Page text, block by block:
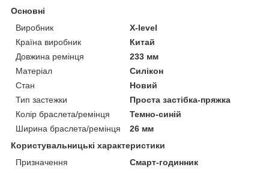
Основні
Виробник
X-level
Країна виробник
Китай
Довжина ремінця
233 мм
Матеріал
Силікон
Стан
Новий
Тип застежки
Проста застібка-пряжка
Колір браслета/ремінця
Темно-синій
Ширина браслета/ремінця
26 мм
Користувальницькі характеристики
Призначення
Смарт-годинник